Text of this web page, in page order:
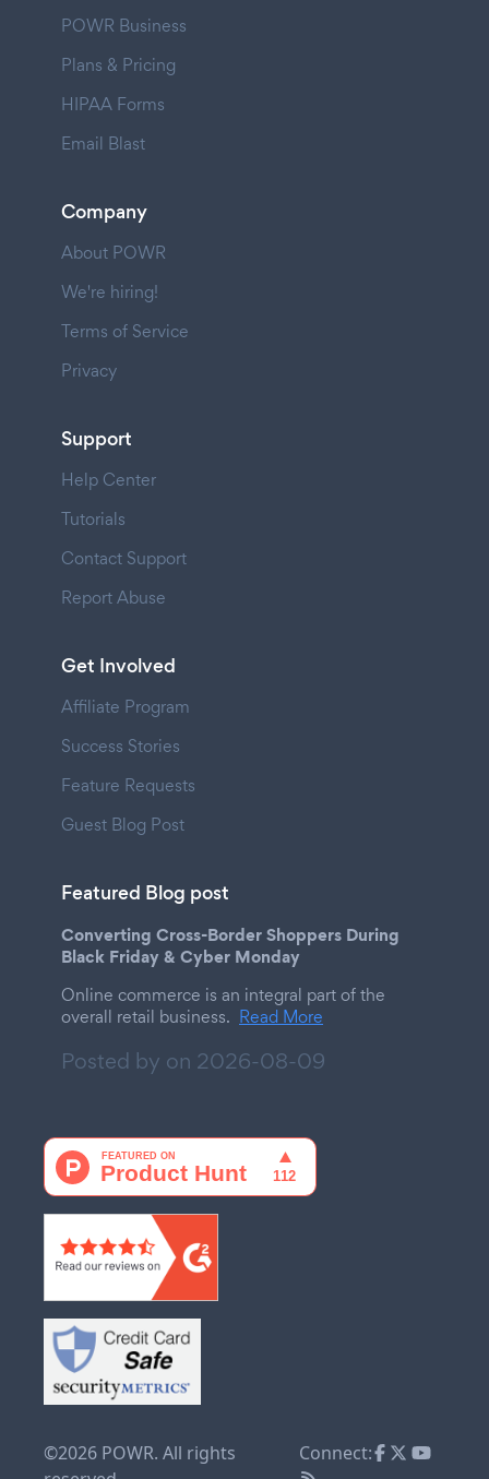
POWR Business
Plans & Pricing
HIPAA Forms
Email Blast
Company
About POWR
We're hiring!
Terms of Service
Privacy
Support
Help Center
Tutorials
Contact Support
Report Abuse
Get Involved
Affiliate Program
Success Stories
Feature Requests
Guest Blog Post
Featured Blog post
Converting Cross-Border Shoppers During
Black Friday & Cyber Monday
Online commerce is an integral part of the
overall retail business. Read More
Posted by on 2026-08-09
©2026 POWR. All rights
Connect: